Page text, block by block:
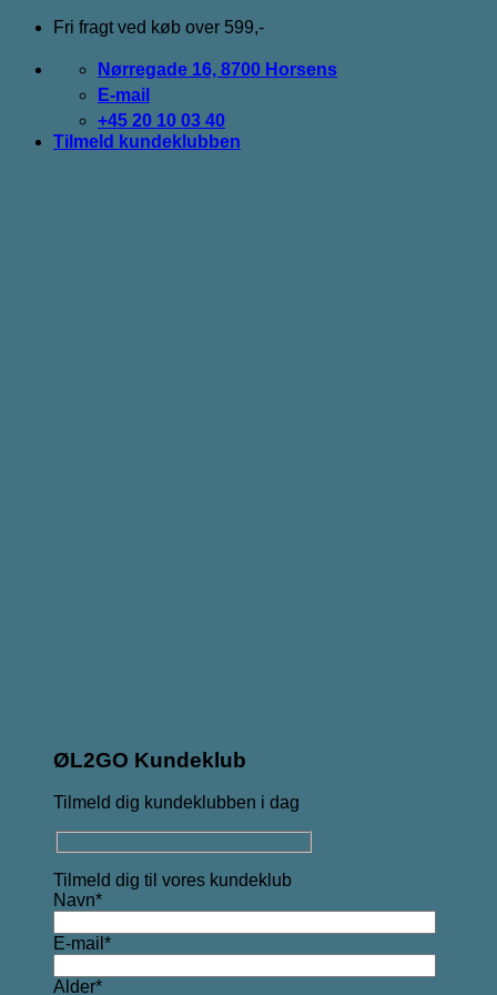
Fortsæt
indhold
Fri fragt ved køb over 599,-
Nørregade 16, 8700 Horsens
E-mail
+45 20 10 03 40
Tilmeld kundeklubben
ØL2GO Kundeklub
Tilmeld dig kundeklubben i dag
Tilmeld dig til vores kundeklub
Navn*
E-mail*
Alder*